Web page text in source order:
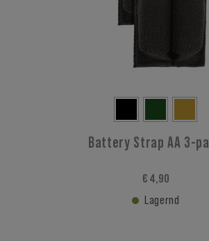
Battery Strap AA 3-
€ 4,90
Lagernd